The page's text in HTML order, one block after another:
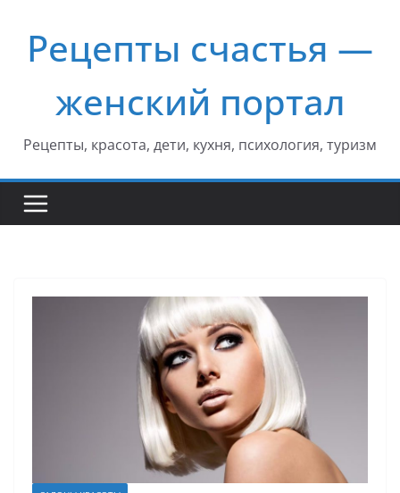
содержимому
Рецепты счастья —
женский портал
Рецепты, красота, дети, кухня, психология, туризм